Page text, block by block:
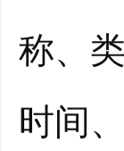
称、
时间